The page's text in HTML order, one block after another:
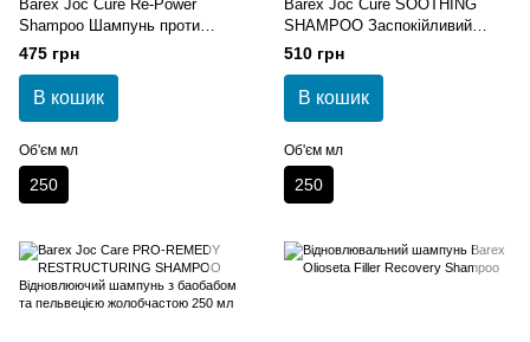
Barex Joc Cure Re-Power
Shampoo Шампунь проти
випадіння волосся 250 мл
475 грн
В кошик
Об'єм мл
250
Barex Joc Cure SOOTHING
SHAMPOO Заспокійливий
шампунь із екстрактом жолуду
черешкового дуба 250 мл
510 грн
В кошик
Об'єм мл
250